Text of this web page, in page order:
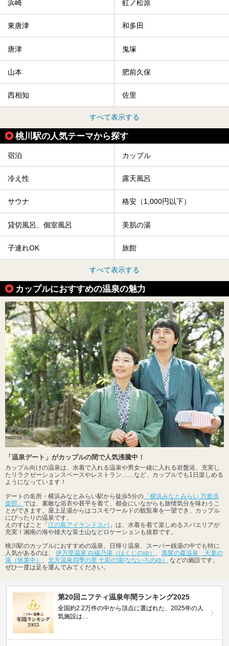
浜崎 虹ノ松原
東唐津 和多田
唐津 鬼塚
山本 肥前久保
西相知 佐里
すべて表示する
桃川駅の人気テーマから探す
宿泊 カップル
冷え性 露天風呂
サウナ 格安（1,000円以下）
貸切風呂、個室風呂 美肌の湯
子連れOK 旅館
すべて表示する
カップルにおすすめの温泉の魅力
「温泉デート」がカップルの間で人気沸騰中！
カップル向けの温泉は、水着で入れる温泉や男女一緒に入れる岩盤浴、充実し
たリラクゼーションスペースやレストラン……など、カップルでも1日楽しめる
ようになっています！
デートの名所・横浜みなとみらい駅から徒歩5分の 「横浜みなとみらい 万葉倶
楽部」 では、素敵な浴衣や甚平を着て、都会にいながらも旅情気分を味わうこ
とができます。屋上足湯からはコスモワールドの観覧車を一望でき、カップル
にぴったりの温泉です。
えのすぱこと「江の島アイランドスパ 」は、水着を着て楽しめるスパエリアが
充実！湘南の海や雄大な富士山などロケーションも抜群です。
桃川駅のカップルにおすすめの温泉、日帰り温泉、スーパー銭湯の中でも特に
人気があるのは、 伊万里温泉 白磁乃湯（はくじのゆ）
黒髪の森温泉 天童の
湯（休業中）
北方温泉四季の里 七彩の湯(なないろのゆ）
などの施設です。
ぜひ一度は足を運んでみてください。
第20回ニフティ温泉年間ランキング2025
全国約2.2万件の中から頂点に選ばれた、2025年の人
気施設は…